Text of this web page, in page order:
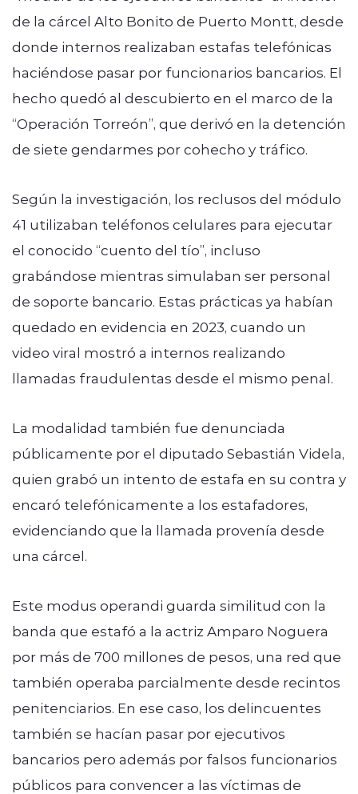
de la cárcel Alto Bonito de Puerto Montt, desde
donde internos realizaban estafas telefónicas
haciéndose pasar por funcionarios bancarios. El
hecho quedó al descubierto en el marco de la
“Operación Torreón”, que derivó en la detención
de siete gendarmes por cohecho y tráfico.
Según la investigación, los reclusos del módulo
41 utilizaban teléfonos celulares para ejecutar
el conocido “cuento del tío”, incluso
grabándose mientras simulaban ser personal
de soporte bancario. Estas prácticas ya habían
quedado en evidencia en 2023, cuando un
video viral mostró a internos realizando
llamadas fraudulentas desde el mismo penal.
La modalidad también fue denunciada
públicamente por el diputado Sebastián Videla,
quien grabó un intento de estafa en su contra y
encaró telefónicamente a los estafadores,
evidenciando que la llamada provenía desde
una cárcel.
Este modus operandi guarda similitud con la
banda que estafó a la actriz Amparo Noguera
por más de 700 millones de pesos, una red que
también operaba parcialmente desde recintos
penitenciarios. En ese caso, los delincuentes
también se hacían pasar por ejecutivos
bancarios pero además por falsos funcionarios
públicos para convencer a las víctimas de